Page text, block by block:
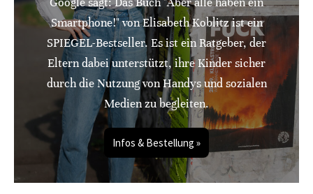
Smartphone!" von Elisabeth Koblitz ist ein
SPIEGEL-Bestseller. Es ist ein Ratgeber, der
Eltern dabei unterstützt, ihre Kinder sicher
durch die Nutzung von Handys und sozialen
Medien zu begleiten.
Infos & Bestellung »